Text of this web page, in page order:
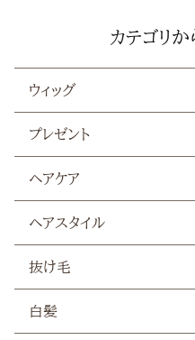
カテゴリ
ウィッグ
プレゼント
ヘアケア
ヘアスタイル
抜け毛
白髪